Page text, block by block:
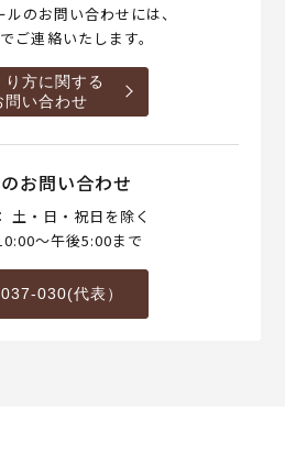
のお問い合わせには、
ご連絡いたします。
り方に関する
問い合わせ
お問い合わせ
土・日・祝日を除く
～午後5:00まで
030(代表）